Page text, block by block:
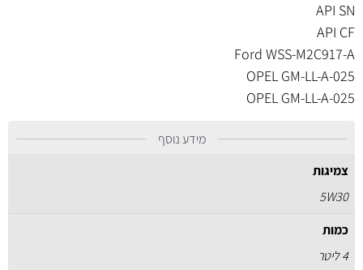
API SN
API CF
Ford WSS-M2C917-A
OPEL GM-LL-A-025
OPEL GM-LL-A-025
מידע נוסף
צמיגות
5W30
כמות
4 ליטר